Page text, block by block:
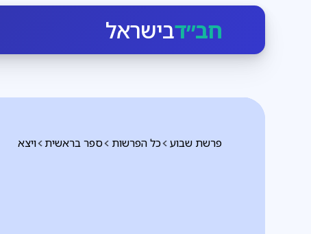
חב״דבישראל
ויצא ספר בראשית כל הפרשות פרשת שבוע